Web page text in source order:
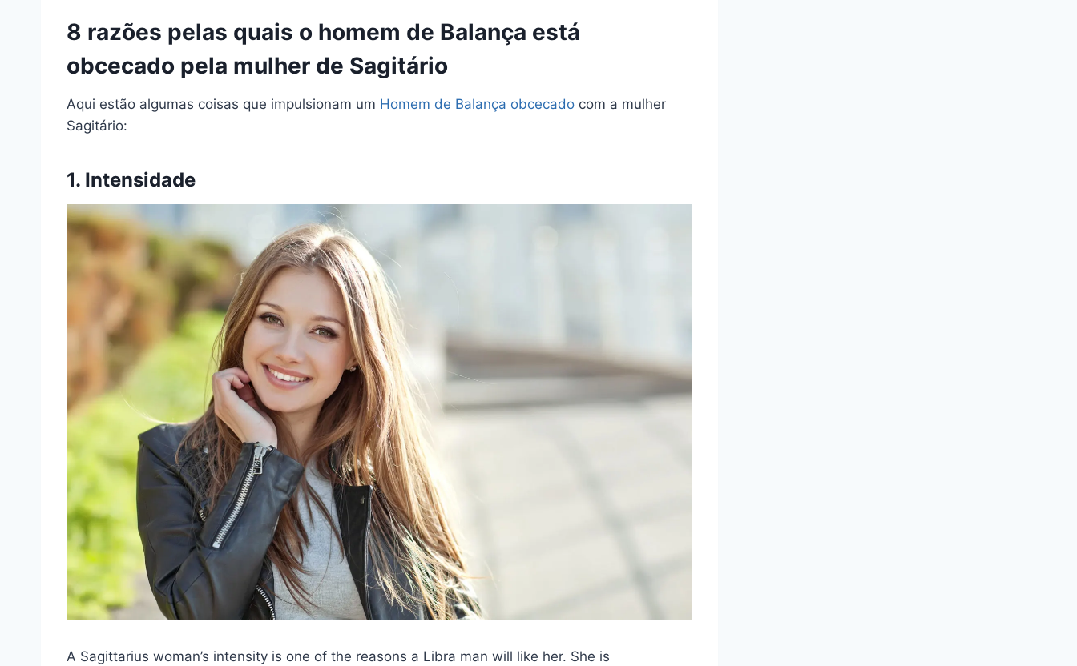
8 razões pelas quais o homem de Balança está
obcecado pela mulher de Sagitário
Aqui estão algumas coisas que impulsionam um Homem de Balança obcecado com a mulher
Sagitário:
1. Intensidade
A Sagittarius woman’s intensity is one of the reasons a Libra man will like her. She is